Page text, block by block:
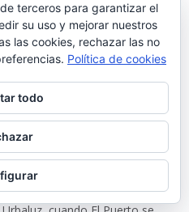
de una enseñanza
Los últimos coletazos de una
#6.651
cuando El Puerto se vistió
terceros para garantizar el
su uso y mejorar nuestros
las cookies, rechazar las no
Política de cookies
todo